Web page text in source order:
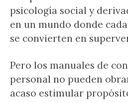
psicología social y
en un mundo donde
se convierten en
Pero los manuales de
personal no pueden
acaso estimular